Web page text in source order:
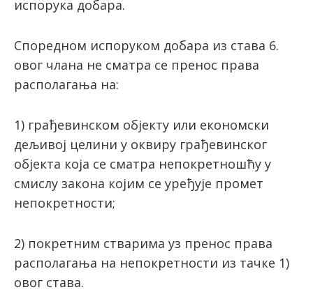
испорука добара.
Споредном испоруком добара из става 6.
овог члана не сматра се пренос права
располагања на:
1) грађевинском објекту или економски
дељивој целини у оквиру грађевинског
објекта која се сматра непокретношћу у
смислу закона којим се уређује промет
непокретности;
2) покретним стварима уз пренос права
располагања на непокретности из тачке 1)
овог става.